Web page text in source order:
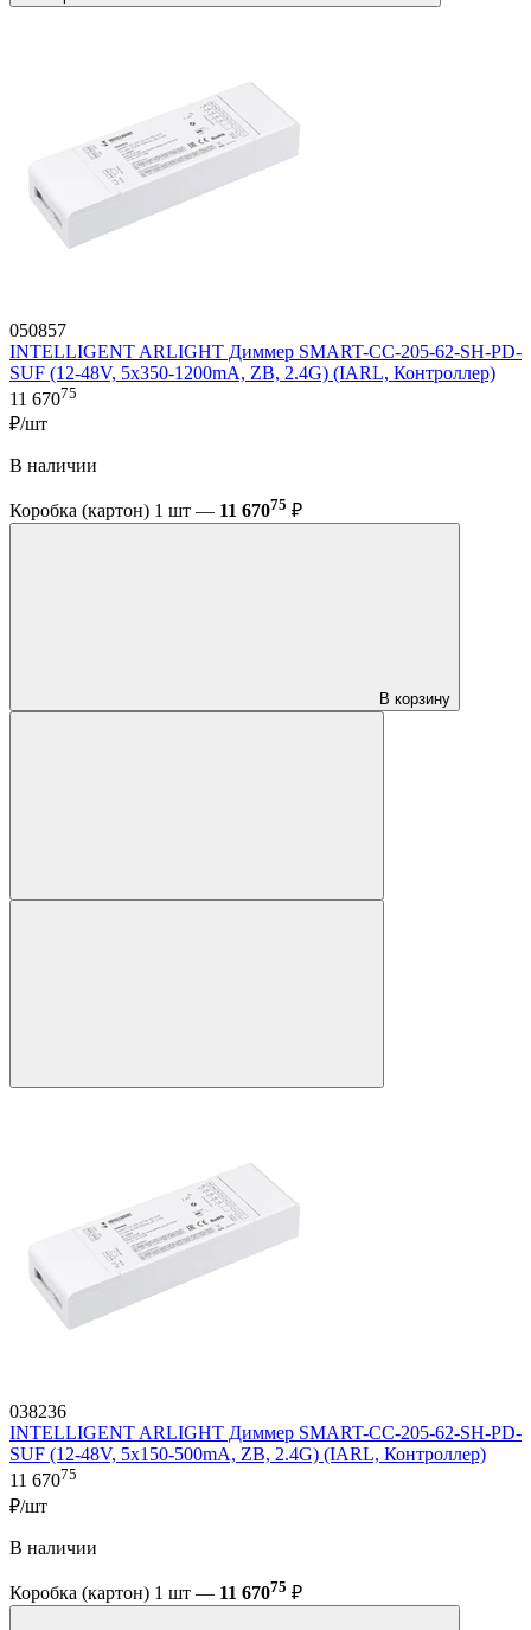
050857
INTELLIGENT ARLIGHT Диммер SMART-CC-205-62-SH-PD-
SUF (12-48V, 5x350-1200mA, ZB, 2.4G) (IARL, Контроллер)
11 67075
₽/шт
В наличии
Коробка (картон) 1 шт — 11 67075 ₽
В корзину
038236
INTELLIGENT ARLIGHT Диммер SMART-CC-205-62-SH-PD-
SUF (12-48V, 5x150-500mA, ZB, 2.4G) (IARL, Контроллер)
11 67075
₽/шт
В наличии
Коробка (картон) 1 шт — 11 67075 ₽